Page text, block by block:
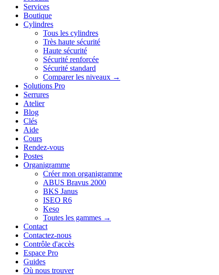
Services
Boutique
Cylindres
Tous les cylindres
Très haute sécurité
Haute sécurité
Sécurité renforcée
Sécurité standard
Comparer les niveaux →
Solutions Pro
Serrures
Atelier
Blog
Clés
Aide
Cours
Rendez-vous
Postes
Organigramme
Créer mon organigramme
ABUS Bravus 2000
BKS Janus
ISEO R6
Keso
Toutes les gammes →
Contact
Contactez-nous
Contrôle d'accès
Espace Pro
Guides
Où nous trouver